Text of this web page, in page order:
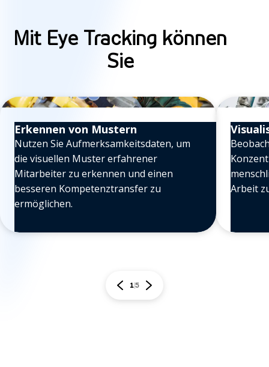
Mit Eye Tracking können
Sie
Erkennen von Mustern
Nutzen Sie Aufmerksamkeitsdaten, um
die visuellen Muster erfahrener
Mitarbeiter zu erkennen und einen
besseren Kompetenztransfer zu
ermöglichen.
Arbeit
15